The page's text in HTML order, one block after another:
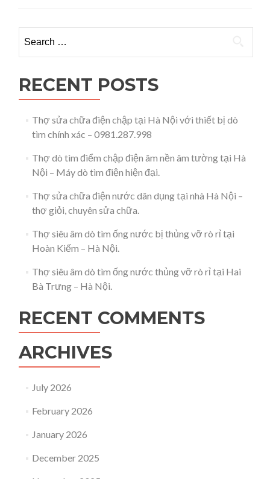
Mai
RECENT POSTS
Thợ sửa chữa điện chập tại Hà Nội với thiết bị dò
tìm chính xác – 0981.287.998
Thợ dò tìm điểm chập điện âm nền âm tường tại Hà
Nội – Máy dò tìm điện hiện đại.
Thợ sửa chữa điện nước dân dụng tại nhà Hà Nội –
thợ giỏi, chuyên sửa chữa.
Thợ siêu âm dò tìm ống nước bị thủng vỡ rò rỉ tại
Hoàn Kiếm – Hà Nội.
Thợ siêu âm dò tìm ống nước thủng vỡ rò rỉ tại Hai
Bà Trưng – Hà Nội.
RECENT COMMENTS
ARCHIVES
July 2026
February 2026
January 2026
December 2025